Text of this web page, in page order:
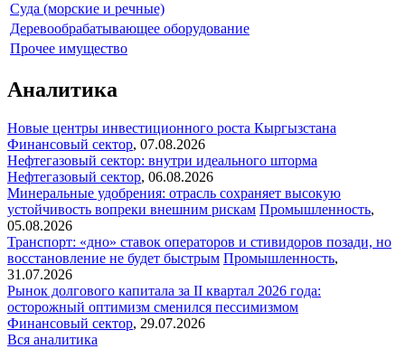
Суда (морские и речные)
Деревообрабатывающее оборудование
Прочее имущество
Аналитика
Новые центры инвестиционного роста Кыргызстана
Финансовый сектор, 07.08.2026
Нефтегазовый сектор: внутри идеального шторма
Нефтегазовый сектор, 06.08.2026
Минеральные удобрения: отрасль сохраняет высокую
устойчивость вопреки внешним рискам Промышленность,
05.08.2026
Транспорт: «дно» ставок операторов и стивидоров позади, но
восстановление не будет быстрым Промышленность,
31.07.2026
Рынок долгового капитала за II квартал 2026 года:
осторожный оптимизм сменился пессимизмом
Финансовый сектор, 29.07.2026
Вся аналитика